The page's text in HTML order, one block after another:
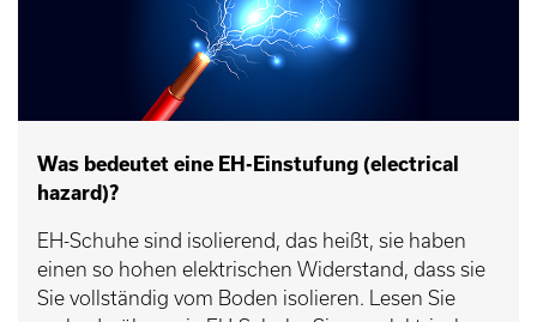
Was bedeutet eine EH-Einstufung (electrical
hazard)?
EH-Schuhe sind isolierend, das heißt, sie haben
einen so hohen elektrischen Widerstand, dass sie
Sie vollständig vom Boden isolieren. Lesen Sie